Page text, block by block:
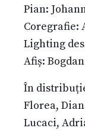
Pian:
Coregrafie:
Lighting
Afiș:
În
Florea,
Lucaci,